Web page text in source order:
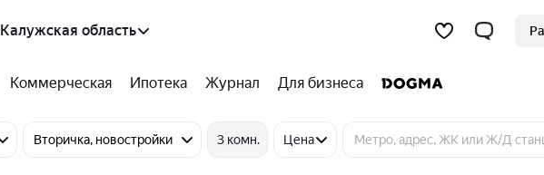
Калужская область
Коммерческая Ипотека Журнал Для бизнеса
Вторичка, новостройки 3 комн. Цена